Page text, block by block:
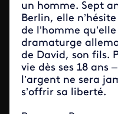
un homme. Sept
Berlin, elle
de l’homme
dramaturge
de David, son fils.
vie dès ses 18 ans
l’argent ne sera
s’offrir sa liberté.